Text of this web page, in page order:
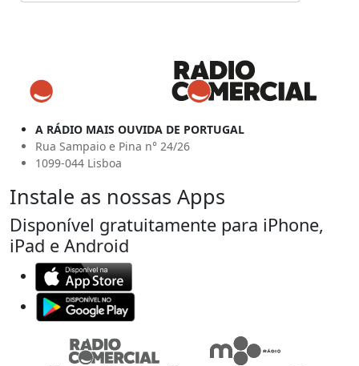
A RÁDIO MAIS OUVIDA DE PORTUGAL
Rua Sampaio e Pina n° 24/26
1099-044 Lisboa
Instale as nossas Apps
Disponível gratuitamente para iPhone,
iPad e Android